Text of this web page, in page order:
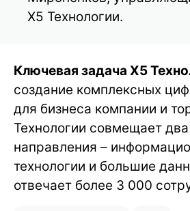
Х5 Технологии.
Ключевая задача Х5
создание комплексных
для бизнеса компании и
Технологии совмещает
направления –
технологии и большие
отвечает более 3 000